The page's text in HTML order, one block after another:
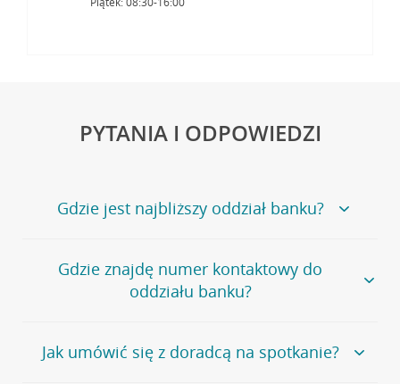
PYTANIA I ODPOWIEDZI
Gdzie jest najbliższy oddział banku?
Jeśli szukasz oddziału naszego banku, zapraszamy na
stronęPlacówki i bankomaty, na której znajduje się
wygodna wyszukiwarka.
oddziałów
Gdzie znajdę numer kontaktowy do
oddziału banku?
Bank Credit Agricole nie udostępnia ogólnego numeru
telefonu do placówki bankowej.
Jak umówić się z doradcą na spotkanie?